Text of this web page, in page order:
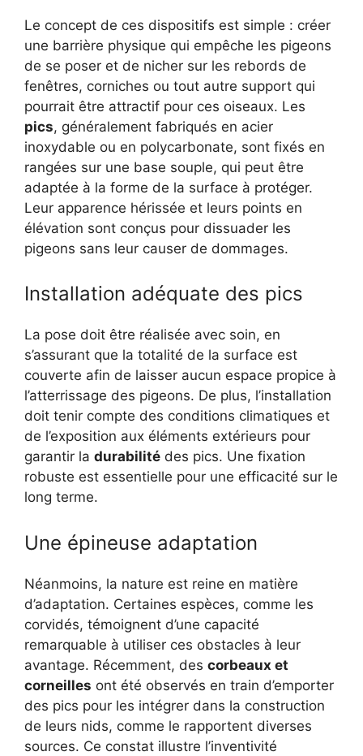
Le concept de ces dispositifs est simple : créer
une barrière physique qui empêche les pigeons
de se poser et de nicher sur les rebords de
fenêtres, corniches ou tout autre support qui
pourrait être attractif pour ces oiseaux. Les
pics, généralement fabriqués en acier
inoxydable ou en polycarbonate, sont fixés en
rangées sur une base souple, qui peut être
adaptée à la forme de la surface à protéger.
Leur apparence hérissée et leurs points en
élévation sont conçus pour dissuader les
pigeons sans leur causer de dommages.
Installation adéquate des pics
La pose doit être réalisée avec soin, en
s’assurant que la totalité de la surface est
couverte afin de laisser aucun espace propice à
l’atterrissage des pigeons. De plus, l’installation
doit tenir compte des conditions climatiques et
de l’exposition aux éléments extérieurs pour
garantir la durabilité des pics. Une fixation
robuste est essentielle pour une efficacité sur le
long terme.
Une épineuse adaptation
Néanmoins, la nature est reine en matière
d’adaptation. Certaines espèces, comme les
corvidés, témoignent d’une capacité
remarquable à utiliser ces obstacles à leur
avantage. Récemment, des corbeaux et
corneilles ont été observés en train d’emporter
des pics pour les intégrer dans la construction
de leurs nids, comme le rapportent diverses
sources. Ce constat illustre l’inventivité